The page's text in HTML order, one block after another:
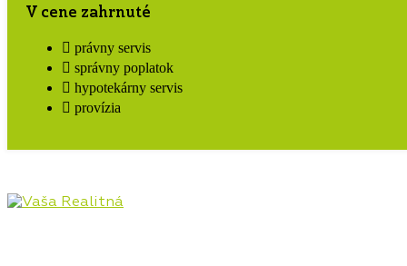
V cene zahrnuté
právny servis
správny poplatok
hypotekárny servis
provízia